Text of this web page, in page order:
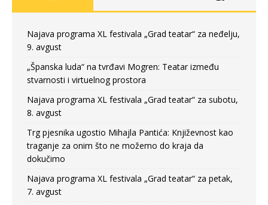
Najava programa XL festivala „Grad teatar“ za neđelju,
9. avgust
„Španska luda“ na tvrđavi Mogren: Teatar između
stvarnosti i virtuelnog prostora
Najava programa XL festivala „Grad teatar“ za subotu,
8. avgust
Trg pjesnika ugostio Mihajla Pantića: Književnost kao
traganje za onim što ne možemo do kraja da
dokučimo
Najava programa XL festivala „Grad teatar“ za petak,
7. avgust